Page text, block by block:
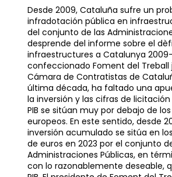
Desde 2009, Cataluña sufre un
infradotación pública en
del conjunto de las
desprende del informe sobre el
infraestructures a Catalunya
confeccionado Foment del Treball
Cámara de Contratistas de
última década, ha faltado una
la inversión y las cifras de
PIB se sitúan muy por debajo de
europeos. En este sentido, desde
inversión acumulado se sitúa en
de euros en 2023 por el conjunto
Administraciones Públicas, en
con lo razonablemente deseable,